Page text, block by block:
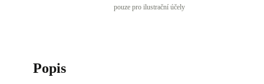
pouze pro ilustrační účely
Popis